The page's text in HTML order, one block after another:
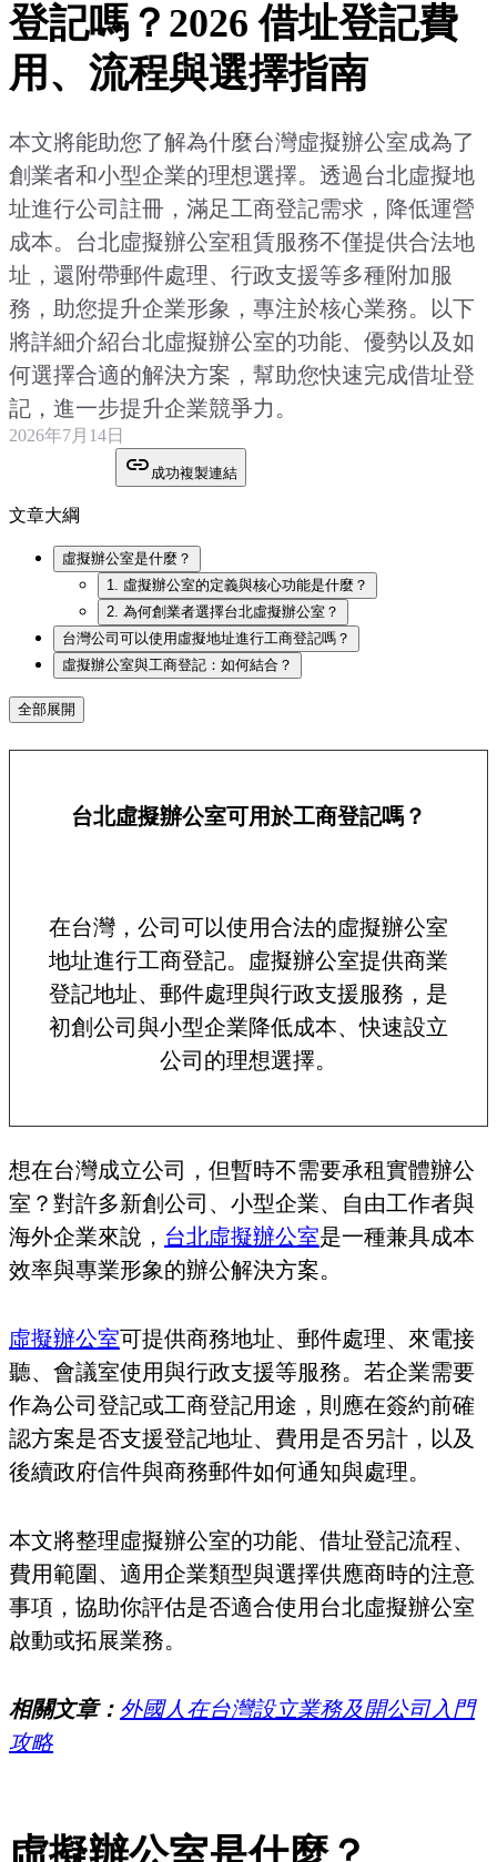
登記嗎？2026 借址登記費
用、流程與選擇指南
本文將能助您了解為什麼台灣虛擬辦公室成為了
創業者和小型企業的理想選擇。透過台北虛擬地
址進行公司註冊，滿足工商登記需求，降低運營
成本。台北虛擬辦公室租賃服務不僅提供合法地
址，還附帶郵件處理、行政支援等多種附加服
務，助您提升企業形象，專注於核心業務。以下
將詳細介紹台北虛擬辦公室的功能、優勢以及如
何選擇合適的解決方案，幫助您快速完成借址登
記，進一步提升企業競爭力。
2026年7月14日
成功複製連結
文章大綱
虛擬辦公室是什麼？
1. 虛擬辦公室的定義與核心功能是什麼？
2. 為何創業者選擇台北虛擬辦公室？
台灣公司可以使用虛擬地址進行工商登記嗎？
虛擬辦公室與工商登記：如何結合？
全部展開
台北虛擬辦公室可用於工商登記嗎？
在台灣，公司可以使用合法的虛擬辦公室
地址進行工商登記。虛擬辦公室提供商業
登記地址、郵件處理與行政支援服務，是
初創公司與小型企業降低成本、快速設立
公司的理想選擇。
想在台灣成立公司，但暫時不需要承租實體辦公
室？對許多新創公司、小型企業、自由工作者與
海外企業來說， 台北虛擬辦公室是一種兼具成本
效率與專業形象的辦公解決方案。
虛擬辦公室可提供商務地址、郵件處理、來電接
聽、會議室使用與行政支援等服務。若企業需要
作為公司登記或工商登記用途，則應在簽約前確
認方案是否支援登記地址、費用是否另計，以及
後續政府信件與商務郵件如何通知與處理。
本文將整理虛擬辦公室的功能、借址登記流程、
費用範圍、適用企業類型與選擇供應商時的注意
事項，協助你評估是否適合使用台北虛擬辦公室
啟動或拓展業務。
相關文章： 外國人在台灣設立業務及開公司入門
攻略